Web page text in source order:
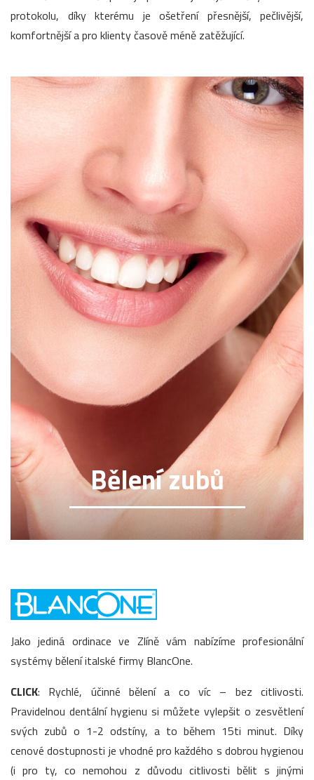
protokolu, díky kterému je ošetření přesnější, pečlivější,
komfortnější a pro klienty časově méně zatěžující.
Jako jediná ordinace ve Zlíně vám nabízíme profesionální
systémy bělení italské firmy BlancOne.
CLICK: Rychlé, účinné bělení a co víc – bez citlivosti.
Pravidelnou dentální hygienu si můžete vylepšit o zesvětlení
svých zubů o 1-2 odstíny, a to během 15ti minut. Díky
cenové dostupnosti je vhodné pro každého s dobrou hygienou
(i pro ty, co nemohou z důvodu citlivosti bělit s jinými
Bělení zubů